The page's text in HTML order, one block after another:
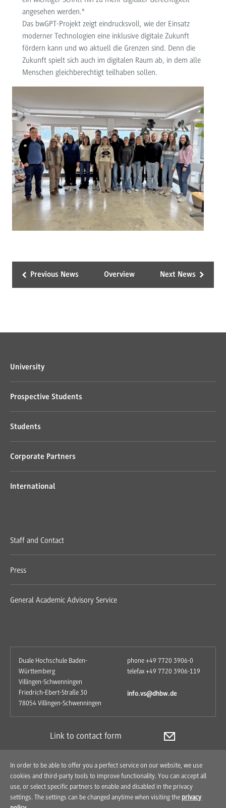
angesehen werden."
Das bwGPT-Projekt zeigt eindrucksvoll, wie der Einsatz
moderner Technologien eine inklusive digitale Zukunft
fördern kann und wo aktuell die Grenzen sind. Denn die
Zukunft spielt sich auch im digitalen Raum ab, in dem alle
Menschen gleichberechtigt teilhaben sollen.
Previous News Overview Next News
University
Prospective Students
Students
Corporate Partners
International
Staff and Contact
Press
General Academic Advisory Service
Duale Hochschule Baden-
Württemberg
Villingen-Schwenningen
Friedrich-Ebert-Straße 30
78054 Villingen-Schwenningen
phone +49 7720 3906-0
telefax +49 7720 3906-119
info.vs@dhbw.de
Link to contact form
In order to be able to offer you a perfect service on our website, we use
cookies and third-party tools to improve functionality. You can accept all
use, or select specific partners to enable and disabled in the privacy
settings. The settings can be changed anytime when visiting the privacy